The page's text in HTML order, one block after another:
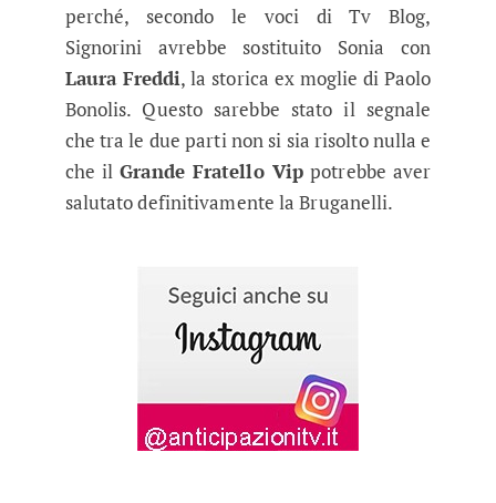
perché, secondo le voci di Tv Blog,
Signorini avrebbe sostituito Sonia con
Laura Freddi, la storica ex moglie di Paolo
Bonolis. Questo sarebbe stato il segnale
che tra le due parti non si sia risolto nulla e
che ilGrande Fratello Vip potrebbe aver
salutato definitivamente la Bruganelli.